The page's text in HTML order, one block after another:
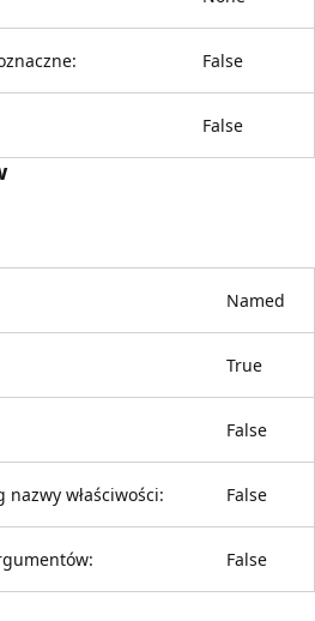
False
False
Named
True
False
nazwy właściwości: False
False